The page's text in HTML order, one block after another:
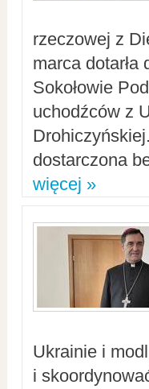
rzeczowej z
marca
Sokołowie
uchodźców z
dostarczona
więcej »
Ukrainie i
i